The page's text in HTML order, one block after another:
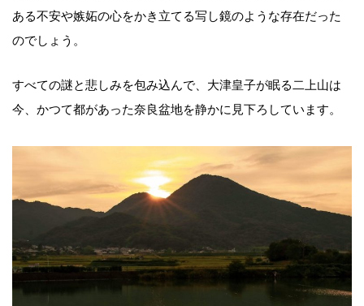
ある不安や嫉妬の心をかき立てる写し鏡のような存在だった
のでしょう。
すべての謎と悲しみを包み込んで、大津皇子が眠る二上山は
今、かつて都があった奈良盆地を静かに見下ろしています。